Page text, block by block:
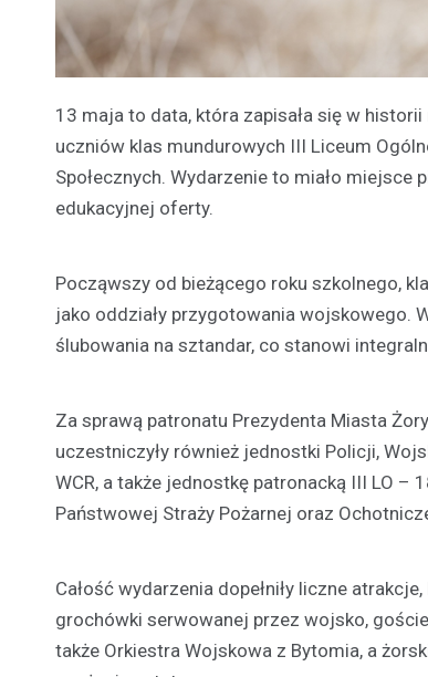
13 maja to data, która zapisała się w
uczniów klas mundurowych III Liceum
Społecznych. Wydarzenie to miało
edukacyjnej oferty.
Począwszy od bieżącego roku szkolnego,
jako oddziały przygotowania wojskowego.
ślubowania na sztandar, co stanowi
Za sprawą patronatu Prezydenta Miasta
uczestniczyły również jednostki Policji,
WCR, a także jednostkę patronacką III LO
Państwowej Straży Pożarnej oraz
Całość wydarzenia dopełniły liczne
grochówki serwowanej przez wojsko,
także Orkiestra Wojskowa z Bytomia, a